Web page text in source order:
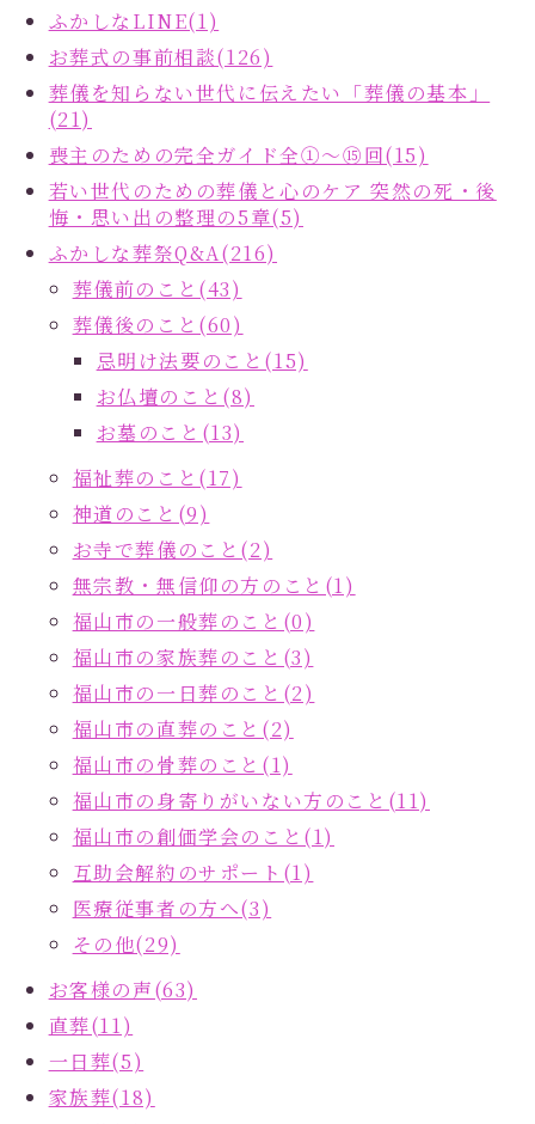
ふかしなLINE(1)
お葬式の事前相談(126)
葬儀を知らない世代に伝えたい「葬儀の基本」
(21)
喪主のための完全ガイド全①～⑮回(15)
若い世代のための葬儀と心のケア 突然の死・後
悔・思い出の整理の5章(5)
ふかしな葬祭Q&A(216)
葬儀前のこと(43)
葬儀後のこと(60)
忌明け法要のこと(15)
お仏壇のこと(8)
お墓のこと(13)
福祉葬のこと(17)
神道のこと(9)
お寺で葬儀のこと(2)
無宗教・無信仰の方のこと(1)
福山市の一般葬のこと(0)
福山市の家族葬のこと(3)
福山市の一日葬のこと(2)
福山市の直葬のこと(2)
福山市の骨葬のこと(1)
福山市の身寄りがいない方のこと(11)
福山市の創価学会のこと(1)
互助会解約のサポート(1)
医療従事者の方へ(3)
その他(29)
お客様の声(63)
直葬(11)
一日葬(5)
家族葬(18)